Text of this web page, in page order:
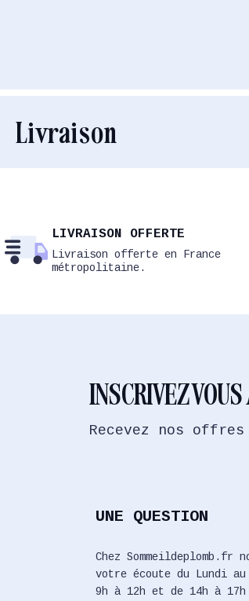
Livraison
LIVRAISON OFFERTE
Livraison offerte en France
métropolitaine.
INSCRIVEZ
Recevez nos
UNE QUESTION
Chez Sommeildeplomb.fr
votre écoute du Lundi au
9h à 12h et de 14h à 17h